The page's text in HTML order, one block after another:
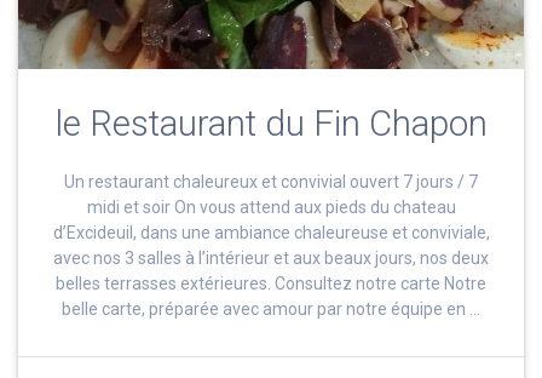
le Restaurant du Fin Chapon
Un restaurant chaleureux et convivial ouvert 7 jours / 7
midi et soir On vous attend aux pieds du chateau
d’Excideuil, dans une ambiance chaleureuse et conviviale,
avec nos 3 salles à l’intérieur et aux beaux jours, nos deux
belles terrasses extérieures. Consultez notre carte Notre
belle carte, préparée avec amour par notre équipe en …